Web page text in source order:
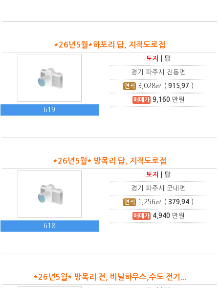
*26년5월*하포리 답, 지적도로접
619
토지 답
경기 파주시 진동면
면적 3,028㎡ (915.97 )
매매가 9,160만원
*26년5월* 방목리 답, 지적도로접
618
토지 답
경기 파주시 군내면
면적 1,256 ㎡ ( 379.94 )
매매가 4,940만원
*26년5월* 방목리 전, 비닐하우스,수도 전기...